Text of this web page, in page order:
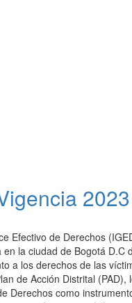
2023
Efectivo de Derechos
la ciudad de Bogotá
a los derechos de las
de Acción Distrital
Derechos como